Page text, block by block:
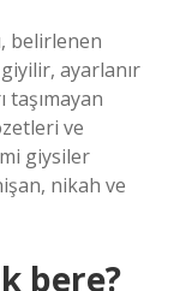
belirlenen
ayarlanır
taşımayan
ve
giysiler
nikah ve
bere?